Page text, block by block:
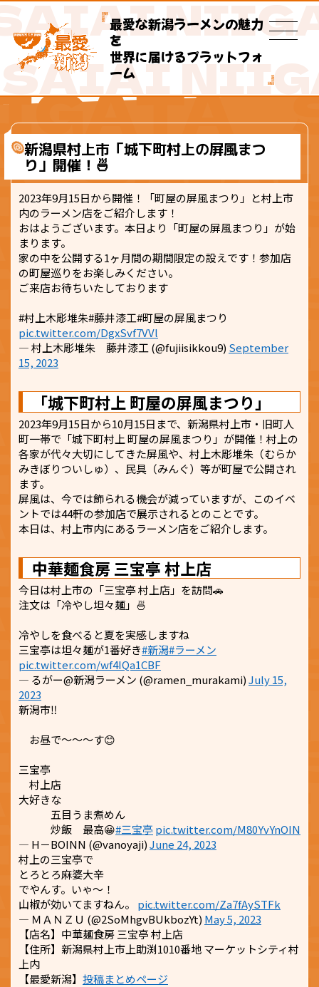
最愛な新潟ラーメンの魅力
を
世界に届けるプラットフォ
ーム
新潟県村上市「城下町村上の屏風まつ
り」開催！🍜
2023年9月15日から開催！「町屋の屏風まつり」と村上市
内のラーメン店をご紹介します！
おはようございます。本日より「町屋の屏風まつり」が始
まります。
家の中を公開する1ヶ月間の期間限定の設えです！参加店
の町屋巡りをお楽しみください。
ご来店お待ちいたしております
#村上木彫堆朱#藤井漆工#町屋の屏風まつり
pic.twitter.com/DgxSvf7VVl
— 村上木彫堆朱 藤井漆工 (@fujiisikkou9) September
15, 2023
「城下町村上 町屋の屏風まつり」
2023年9月15日から10月15日まで、新潟県村上市・旧町人
町一帯で「城下町村上 町屋の屏風まつり」が開催！村上の
各家が代々大切にしてきた屏風や、村上木彫堆朱（むらか
みきぼりついしゅ）、民具（みんぐ）等が町屋で公開され
ます。
屏風は、今では飾られる機会が減っていますが、このイベ
ントでは44軒の参加店で展示されるとのことです。
本日は、村上市内にあるラーメン店をご紹介します。
中華麺食房 三宝亭 村上店
今日は村上市の「三宝亭 村上店」を訪問🚗
注文は「冷やし坦々麺」🍜
冷やしを食べると夏を実感しますね
三宝亭は坦々麺が1番好き#新潟#ラーメン
pic.twitter.com/wf4IQa1CBF
— るがー@新潟ラーメン (@ramen_murakami)July 15,
2023
新潟市‼️
お昼で〜〜〜す😊
三宝亭
村上店
大好きな
五目うま煮めん
炒飯 最高😀#三宝亭 pic.twitter.com/M80YvYnOIN
— H－BOINN (@vanoyaji)June 24, 2023
村上の三宝亭で
とろとろ麻婆大辛
でやんす。いゃ〜！
山椒が効いてますねん。 pic.twitter.com/Za7fAySTFk
— ＭＡＮＺＵ (@2SoMhgvBUkbozYt) May 5, 2023
【店名】中華麺食房 三宝亭 村上店
【住所】新潟県村上市上助渕1010番地 マーケットシティ村
上内
【最愛新潟】 投稿まとめページ